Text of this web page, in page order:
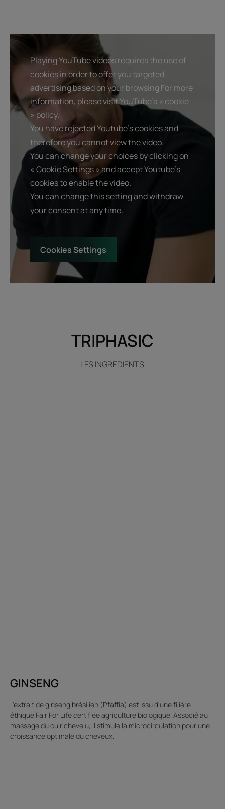
Playing YouTube videos requires the use of
cookies in order to offer you targeted
advertising based on your browsing For more
information, please visit YouTube's « cookie
» policy.
You have rejected Youtube's cookies and
therefore you cannot view the video.
You can change your choices by clicking on
« Cookie Settings » and accept Youtube's
cookies to enable the video.
You can change this setting and withdraw
your consent at any time.
Cookies Settings
TRIPHASIC
LES INGREDIENTS
GINSENG
L'extrait de ginseng brésilien (Pfaffia) est issu d'une filière
éthique Fair For Life certifiée agriculture biologique. Associé au
massage du cuir chevelu, il stimule la microcirculation pour une
croissance optimale du cheveux.